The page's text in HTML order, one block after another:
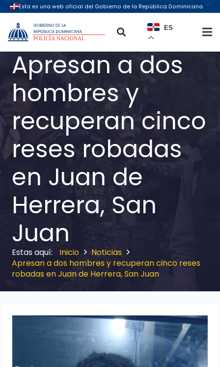
ES
Apresan a dos
hombres y
recuperan cinco
reses robadas
en Juan de
Herrera, San
Juan
Inicio
Noticias
Apresan a dos hombres y recuperan cinco reses
robadas en Juan de Herrera, San Juan